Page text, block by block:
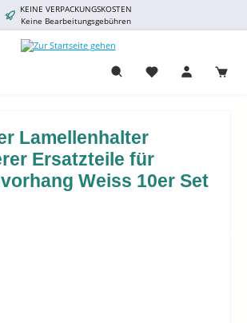
KEINE VERPACKUNGSKOSTEN
Keine Bearbeitungsgebühren
Lamellenhalter
Ersatzteile für
Weiss 10er Set